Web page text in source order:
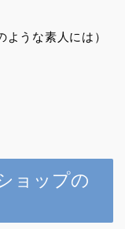
うな素人には）
ョップの